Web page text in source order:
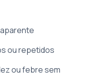
ou repetidos
ou febre sem